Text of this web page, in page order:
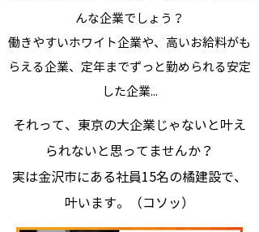
んな企業でしょう？
働きやすいホワイト企業や、高いお給料がも
らえる企業、定年までずっと勤められる安定
した企業...
それって、東京の大企業じゃないと叶え
られないと思ってませんか？
実は金沢市にある社員15名の橘建設で、
叶います。（コソッ）